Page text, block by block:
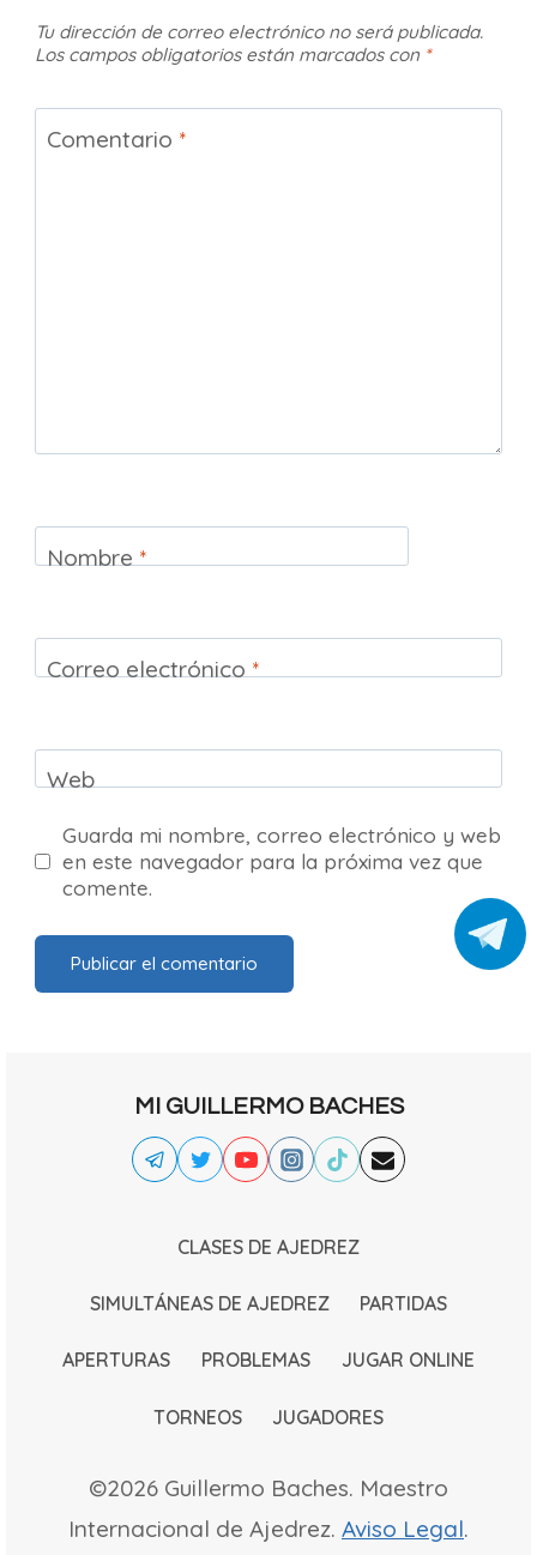
Tu dirección de correo electrónico no será publicada.
Los campos obligatorios están marcados con *
Comentario *
Nombre *
Correo electrónico *
Web
Guarda mi nombre, correo electrónico y web
en este navegador para la próxima vez que
comente.
MI GUILLERMO BACHES
CLASES DE AJEDREZ
SIMULTÁNEAS DE AJEDREZ PARTIDAS
APERTURAS PROBLEMAS JUGAR ONLINE
TORNEOS JUGADORES
©2026 Guillermo Baches. Maestro
Internacional de Ajedrez. Aviso Legal.